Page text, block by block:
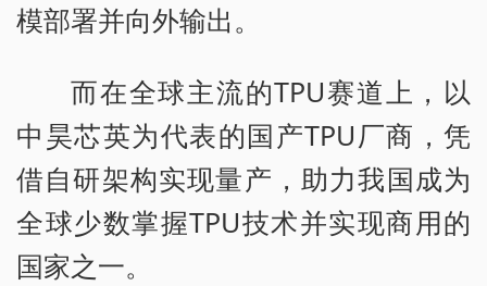
模部署并向外输出。
而在全球主流的TPU赛道上，以
中昊芯英为代表的国产TPU厂商，凭
借自研架构实现量产，助力我国成为
全球少数掌握TPU技术并实现商用的
国家之一。